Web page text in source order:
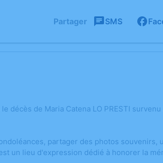
Partager SMS
décès de Maria Catena LO PRESTI
partager des photos souvenirs,
un lieu d'expression dédié à honorer la